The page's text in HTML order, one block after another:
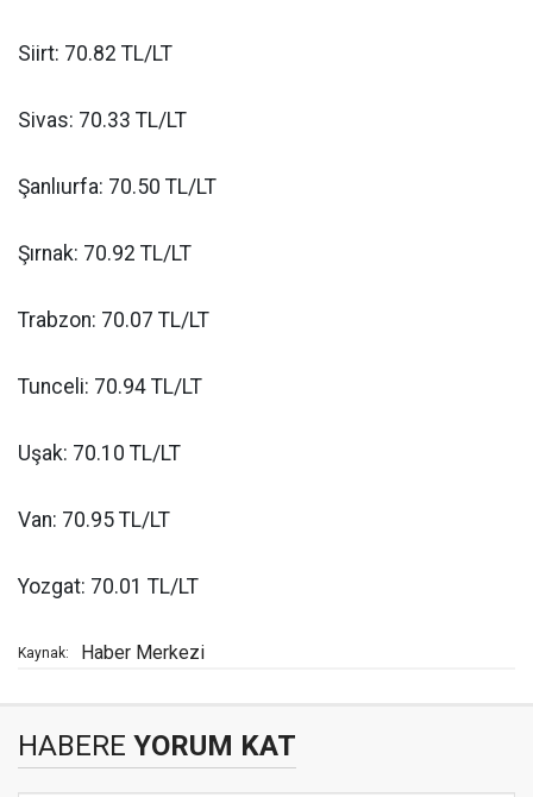
Siirt: 70.82 TL/LT
Sivas: 70.33 TL/LT
Şanlıurfa: 70.50 TL/LT
Şırnak: 70.92 TL/LT
Trabzon: 70.07 TL/LT
Tunceli: 70.94 TL/LT
Uşak: 70.10 TL/LT
Van: 70.95 TL/LT
Yozgat: 70.01 TL/LT
Kaynak: Haber Merkezi
HABERE YORUM KAT